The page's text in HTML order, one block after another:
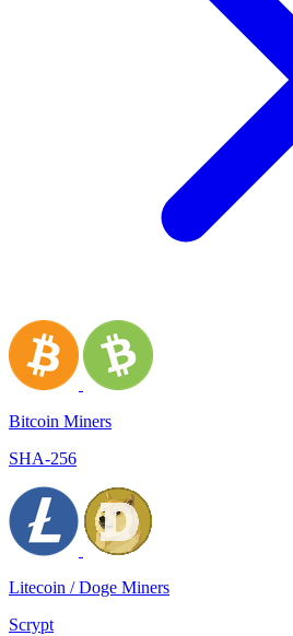
Bitcoin Miners
SHA-256
Litecoin / Doge Miners
Scrypt